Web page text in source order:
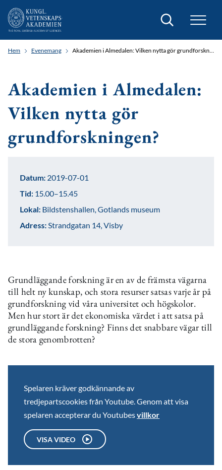
Sök
Hem Evenemang Akademien i Almedalen: Vilken nytta gör grundforskningen?
Akademien i Almedalen:
Vilken nytta gör
grundforskningen?
Grundläggande forskning är en av de främsta vägarna
till helt ny kunskap, och stora resurser satsas varje år på
grundforskning vid våra universitet och högskolor.
Men hur stort är det ekonomiska värdet i att satsa på
grundläggande forskning? Finns det snabbare vägar till
de stora genombrotten?
Spelaren kräver godkännande av
tredjepartscookies från Youtube. Genom att visa
spelaren accepterar du Youtubesvillkor
VISA VIDEO
Datum: 2019-07-01
Tid: 15.00–15.45
Lokal: Bildstenshallen, Gotlands museum
Adress:Strandgatan 14, Visby